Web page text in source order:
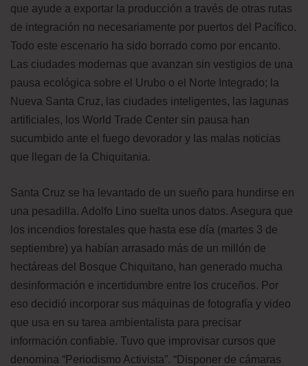
que ayude a exportar la producción a través de otras rutas
de integración no necesariamente por puertos del Pacífico.
Todo este escenario ha sido borrado como por encanto.
Las ciudades modernas que avanzan sin vestigios de una
pausa ecológica sobre el Urubo o el Norte Integrado; la
Nueva Santa Cruz, las ciudades inteligentes, las lagunas
artificiales, los World Trade Center sin pausa han
sucumbido ante el fuego devorador y las malas noticias
que llegan de la Chiquitania.
Santa Cruz se ha levantado de un sueño para hundirse en
una pesadilla. Adolfo Lino suelta unos datos. Asegura que
los incendios forestales que hasta ese día (martes 3 de
septiembre) ya habían arrasado más de un millón de
hectáreas del Bosque Chiquitano, han generado mucha
desinformación e incertidumbre entre los cruceños. Por
eso decidió incorporar sus máquinas de fotografía y video
que usa en su tarea ambientalista para precisar
información confiable. Tuvo que improvisar cursos que
denomina “Periodismo Activista”. “Disponer de cámaras